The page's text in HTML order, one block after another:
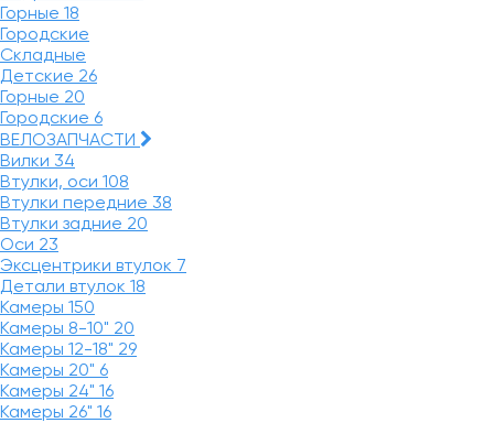
Горные 18
Городские
Складные
Детские 26
Горные 20
Городские 6
ВЕЛОЗАПЧАСТИ
Вилки 34
Втулки, оси 108
Втулки передние 38
Втулки задние 20
Оси 23
Эксцентрики втулок 7
Детали втулок 18
Камеры 150
Камеры 8-10" 20
Камеры 12-18" 29
Камеры 20" 6
Камеры 24" 16
Камеры 26" 16